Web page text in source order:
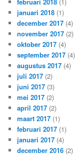
januari 2018 (1)
december 2017 (4)
november 2017 (2)
oktober 2017 (4)
september 2017 (4)
augustus 2017 (4)
juli 2017 (2)
juni 2017 (3)
mei 2017 (2)
april 2017 (2)
maart 2017 (1)
februari 2017 (1)
januari 2017 (4)
december 2016 (2)